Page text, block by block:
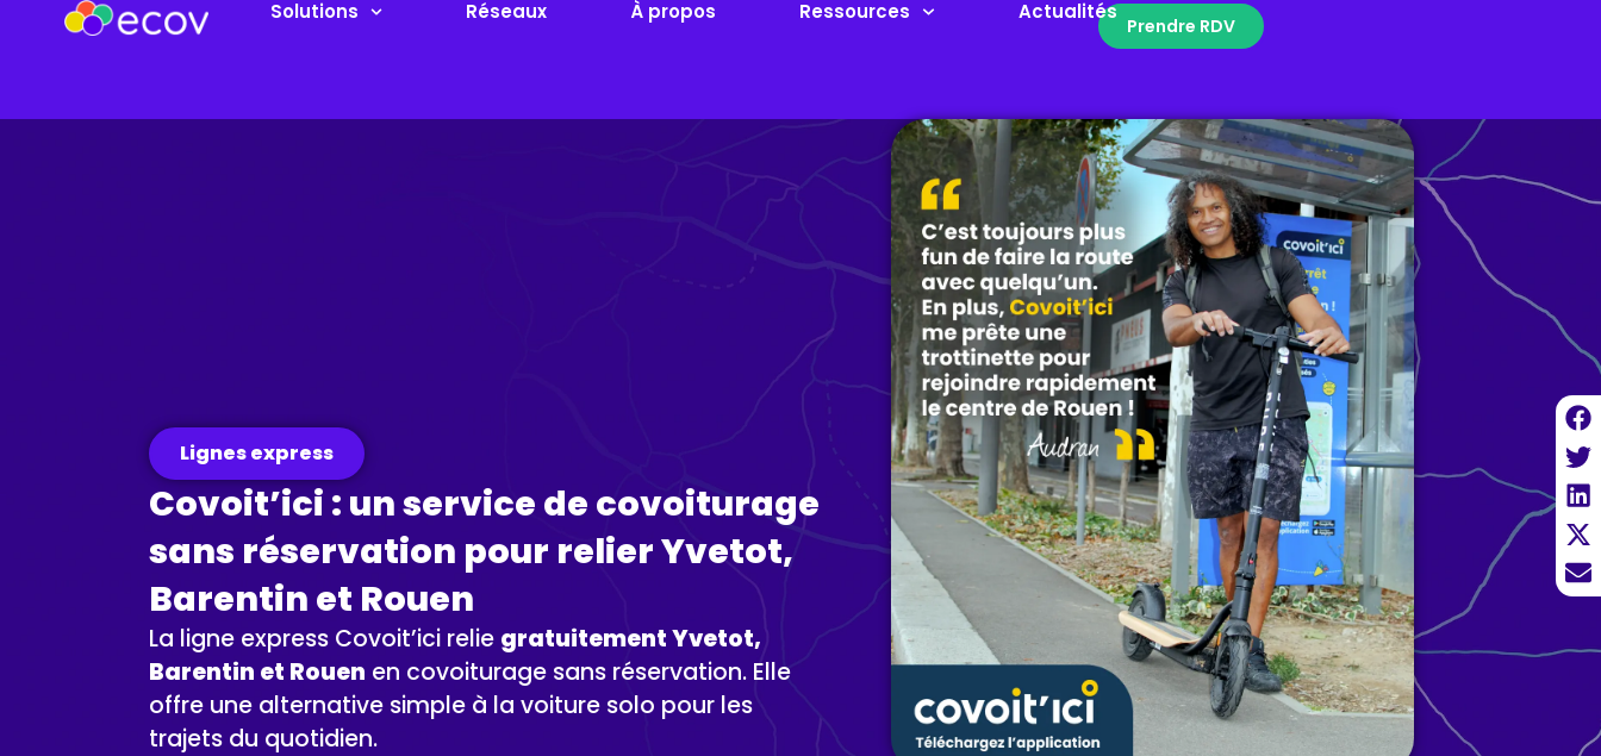
Solutions Réseaux À propos Ressources Actualités
Prendre RDV
Lignes express
Covoit’ici : un service de covoiturage
sans réservation pour relier Yvetot,
Barentin et Rouen
La ligne express Covoit’ici relie gratuitement Yvetot,
Barentin et Rouen en covoiturage sans réservation. Elle
offre une alternative simple à la voiture solo pour les
trajets du quotidien.